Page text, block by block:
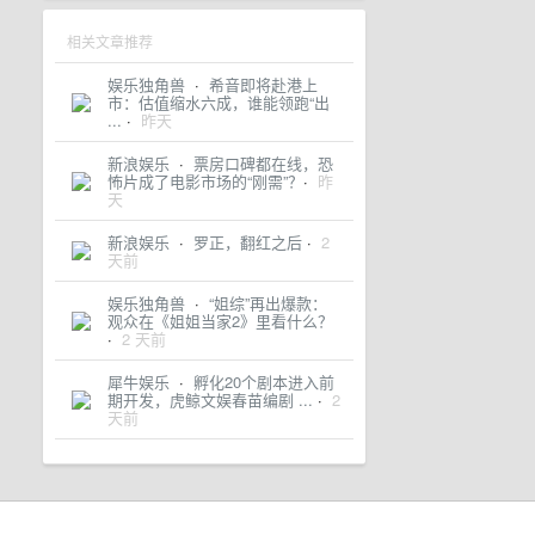
相关文章推荐
娱乐独角兽 · 希音即将赴港上
市：估值缩水六成，谁能领跑“出
... · 昨天
新浪娱乐 · 票房口碑都在线，恐
怖片成了电影市场的“刚需”？​ · 昨
天
新浪娱乐 · 罗正，翻红之后 · 2
天前
娱乐独角兽 · “姐综”再出爆款：
观众在《姐姐当家2》里看什么？
· 2 天前
犀牛娱乐 · 孵化20个剧本进入前
期开发，虎鲸文娱春苗编剧 ... · 2
天前